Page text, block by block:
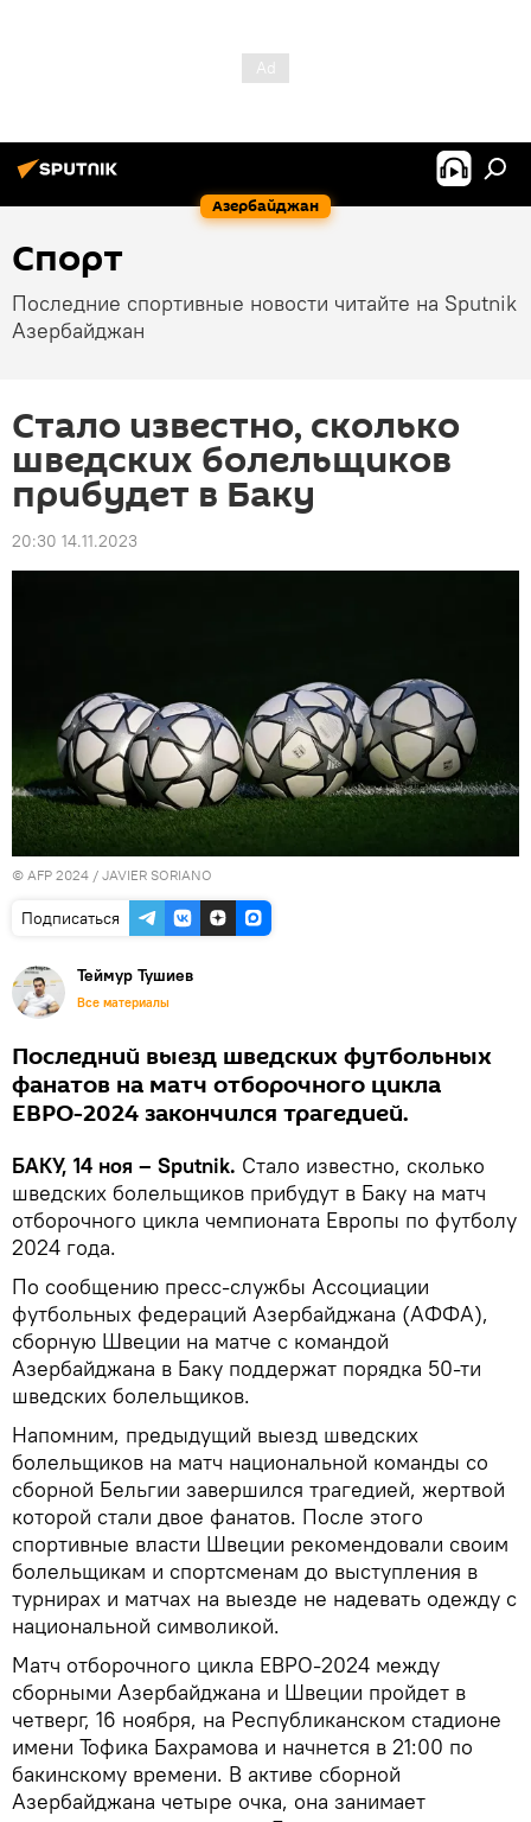
Азербайджан
Спорт
Последние спортивные новости читайте на Sputnik
Азербайджан
Стало известно, сколько
шведских болельщиков
прибудет в Баку
20:30 14.11.2023
© AFP 2024 / JAVIER SORIANO
Подписаться
Теймур Тушиев
Все материалы
Последний выезд шведских футбольных
фанатов на матч отборочного цикла
ЕВРО-2024 закончился трагедией.
БАКУ, 14 ноя – Sputnik. Стало известно, сколько
шведских болельщиков прибудут в Баку на матч
отборочного цикла чемпионата Европы по футболу
2024 года.
По сообщению пресс-службы Ассоциации
футбольных федераций Азербайджана (АФФА),
сборную Швеции на матче с командой
Азербайджана в Баку поддержат порядка 50-ти
шведских болельщиков.
Напомним, предыдущий выезд шведских
болельщиков на матч национальной команды со
сборной Бельгии завершился трагедией, жертвой
которой стали двое фанатов. После этого
спортивные власти Швеции рекомендовали своим
болельщикам и спортсменам до выступления в
турнирах и матчах на выезде не надевать одежду с
национальной символикой.
Матч отборочного цикла ЕВРО-2024 между
сборными Азербайджана и Швеции пройдет в
четверг, 16 ноября, на Республиканском стадионе
имени Тофика Бахрамова и начнется в 21:00 по
бакинскому времени. В активе сборной
Азербайджана четыре очка, она занимает